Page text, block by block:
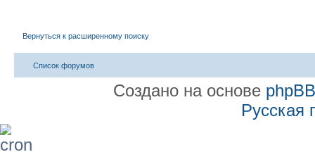
Вернуться к расширенному поиску
Список форумов
Создано на основе phpBB
Русская